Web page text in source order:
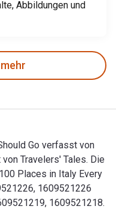
Abbildungen und
Go verfasst von
Travelers' Tales. Die
Places in Italy Every
1609521226
1609521218.